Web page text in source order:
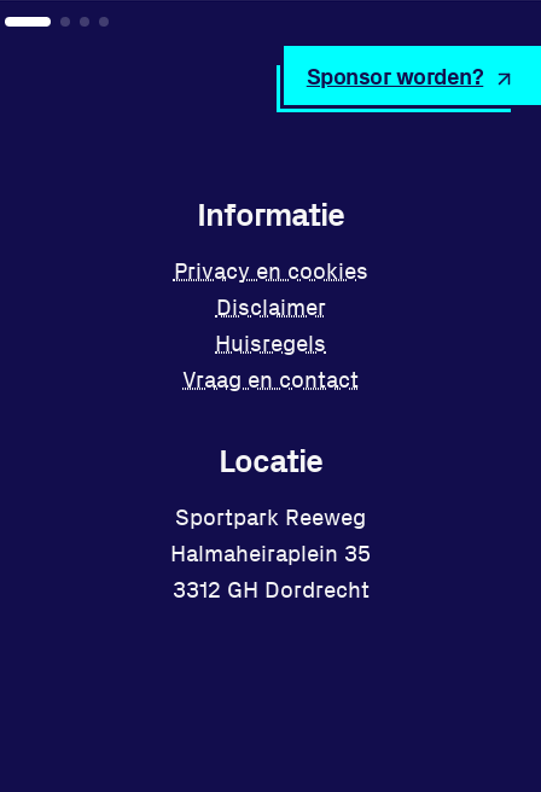
Locatie
Sportpark Reeweg
Halmaheiraplein 35
3312 GH Dordrecht
Informatie
Privacy en cookies
Disclaimer
Huisregels
Vraag en contact
Sponsor worden?